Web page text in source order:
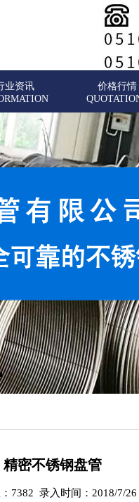
业资讯
价格行情
精密不锈钢盘管
7382 录入时间：2018/7/26